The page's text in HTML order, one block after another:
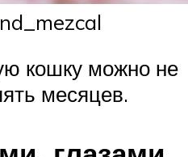
кошку можно не
месяцев.